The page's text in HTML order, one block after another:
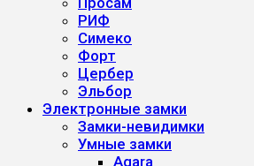
РИФ
Симеко
Форт
Цербер
Эльбор
Электронные замки
Замки-невидимки
Умные замки
Aqara